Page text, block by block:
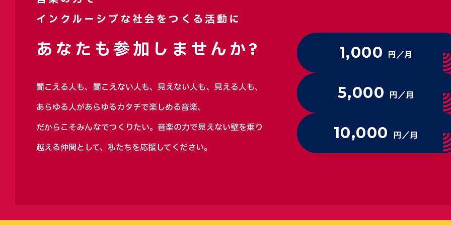
インクルーシブな社会をつくる活動に
あなたも参加しませんか?
聞こえる人も、聞こえない人も、見えない人も、見える人も、
あらゆる人があらゆるカタチで楽しめる音楽、
だからこそみんなでつくりたい。音楽の力で見えない壁を乗り
越える仲間として、私たちを応援してください。
1,000 円／月
5,000 円／月
10,000 円／月